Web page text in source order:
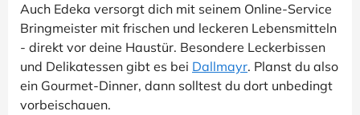
Auch Edeka versorgt dich mit seinem Online-Service
Bringmeister mit frischen und leckeren Lebensmitteln
- direkt vor deine Haustür. Besondere Leckerbissen
und Delikatessen gibt es bei Dallmayr. Planst du also
ein Gourmet-Dinner, dann solltest du dort unbedingt
vorbeischauen.